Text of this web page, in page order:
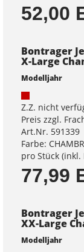
52,00
Bontrager
X-Large
Modelljahr
Z.Z. nicht
Preis zzgl.
Art.Nr. 591339
Farbe:
pro Stück (inkl.
77,99
Bontrager
XX-Large
Modelljahr